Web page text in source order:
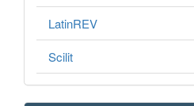
LatinREV
Scilit